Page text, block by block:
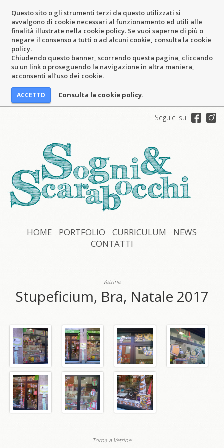
Questo sito o gli strumenti terzi da questo utilizzati si
avvalgono di cookie necessari al funzionamento ed utili alle
finalità illustrate nella cookie policy. Se vuoi saperne di più o
negare il consenso a tutti o ad alcuni cookie, consulta la cookie
policy.
Chiudendo questo banner, scorrendo questa pagina, cliccando
su un link o proseguendo la navigazione in altra maniera,
acconsenti all’uso dei cookie.
Consulta la cookie policy.
Seguici su
HOME PORTFOLIO CURRICULUM
NEWS
CONTATTI
Vetrine
Stupeficium, Bra, Natale 2017
Torna a Vetrine